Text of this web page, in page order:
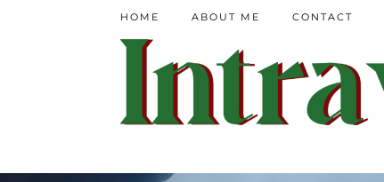
HOME ABOUT ME CONTACT